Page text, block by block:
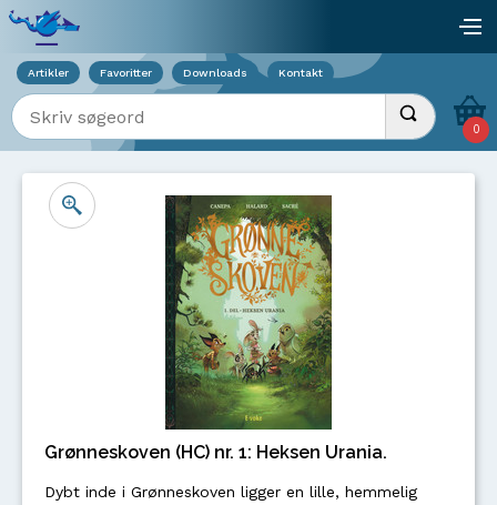
Artikler Favoritter Downloads Kontakt
Indtast søgeord Udfør søgning
0
Grønneskoven (HC) nr. 1: Heksen Urania.
Dybt inde i Grønneskoven ligger en lille, hemmelig
Viser overlay for indkøbskurv